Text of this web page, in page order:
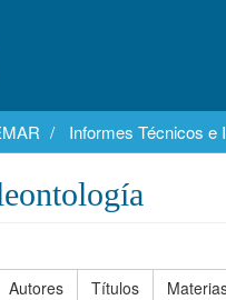
Informes Técnicos e
Autores Títulos